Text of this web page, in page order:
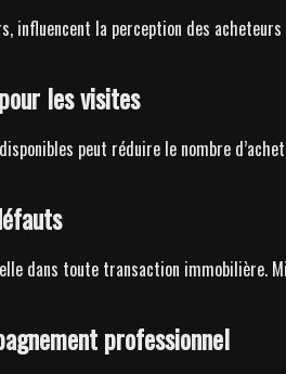
influencent la perception des
les visites
peut réduire le nombre
dans toute transaction immobilière.
professionnel